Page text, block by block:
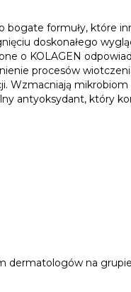
formuły, które
doskonałego
o KOLAGEN
procesów
Wzmacniają
antyoksydant, który
dermatologów na